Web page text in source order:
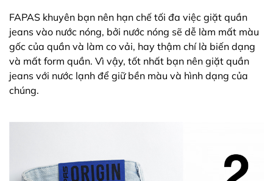
FAPAS khuyên bạn nên hạn chế tối đa việc giặt quần
jeans vào nước nóng, bởi nước nóng sẽ dễ làm mất màu
gốc của quần và làm co vải, hay thậm chí là biến dạng
và mất form quần. Vì vậy, tốt nhất bạn nên giặt quần
jeans với nước lạnh để giữ bền màu và hình dạng của
chúng.